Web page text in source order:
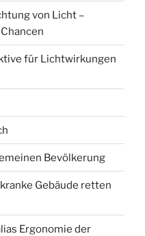
von Licht –
für Lichtwirkungen
Bevölkerung
Gebäude retten
Ergonomie der